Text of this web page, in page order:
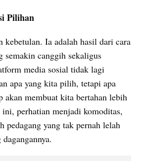
Pilihan
kebetulan. Ia adalah hasil dari cara
semakin canggih sekaligus
media sosial tidak lagi
apa yang kita pilih, tetapi apa
akan membuat kita bertahan lebih
perhatian menjadi komoditas,
pedagang yang tak pernah lelah